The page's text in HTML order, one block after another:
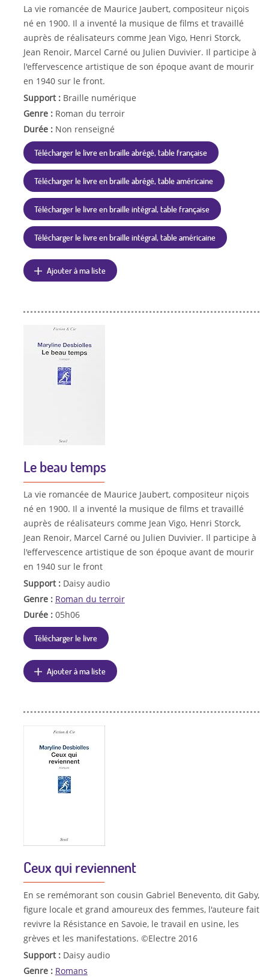
La vie romancée de Maurice Jaubert, compositeur niçois
né en 1900. Il a inventé la musique de films et travaillé
auprès de réalisateurs comme Jean Vigo, Henri Storck,
Jean Renoir, Marcel Carné ou Julien Duvivier. Il participe à
l'effervescence artistique de son époque avant de mourir
en 1940 sur le front.
Support : Braille numérique
Genre : Roman du terroir
Durée : Non renseigné
Télécharger le livre en braille abrégé, table française
Télécharger le livre en braille abrégé, table américaine
Télécharger le livre en braille intégral, table française
Télécharger le livre en braille intégral, table américaine
Ajouter à ma liste
Le beau temps
La vie romancée de Maurice Jaubert, compositeur niçois
né en 1900. Il a inventé la musique de films et travaillé
auprès de réalisateurs comme Jean Vigo, Henri Storck,
Jean Renoir, Marcel Carné ou Julien Duvivier. Il participe à
l'effervescence artistique de son époque avant de mourir
en 1940 sur le front
Support : Daisy audio
Genre : Roman du terroir
Durée : 05h06
Télécharger le livre
Ajouter à ma liste
Ceux qui reviennent
En se remémorant son cousin Gabriel Benevento, dit Gaby,
figure locale et grand amoureux des femmes, l'auteure fait
revivre la Résistance en Savoie, le travail en usine, les
grèves et les manifestations. ©Electre 2016
Support : Daisy audio
Genre : Romans